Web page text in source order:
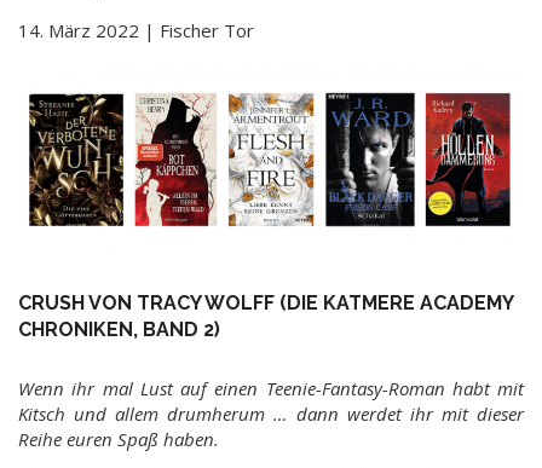
14. März 2022 | Fischer Tor
CRUSH VON TRACY WOLFF (DIE KATMERE ACADEMY
CHRONIKEN, BAND 2)
Wenn ihr mal Lust auf einen Teenie-Fantasy-Roman habt mit
Kitsch und allem drumherum … dann werdet ihr mit dieser
Reihe euren Spaß haben.